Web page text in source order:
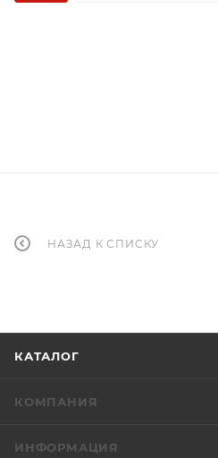
НАЗАД К СПИСКУ
КАТАЛОГ
КОМПАНИЯ
ИНФОРМАЦИЯ